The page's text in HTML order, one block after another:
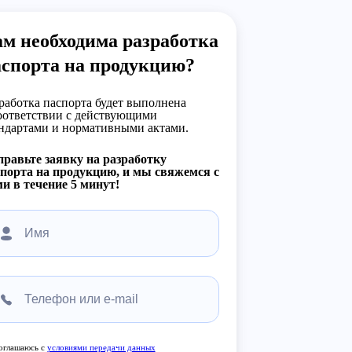
необходима разработка
на продукцию?
паспорта будет выполнена
с действующими
и нормативными актами.
заявку на разработку
на продукцию, и мы свяжемся с
в течение 5 минут!
с условиями передачи данных